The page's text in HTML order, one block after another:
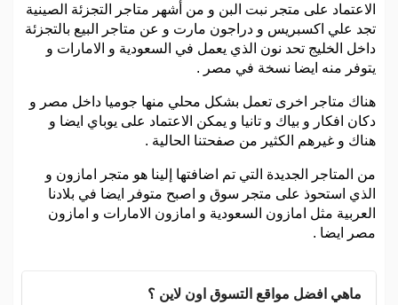
الاعتماد على متجر نبت البن و من أشهر متاجر التجزئة الصينية
تجد علي اكسبريس و دراجون مارت و عن متاجر البيع بالتجزئة
داخل الخليج تحد نون الذي يعمل في السعودية و الامارات و
يتوفر منه ايضا نسخة في مصر .
هناك متاجر اخرى تعمل بشكل محلي منها جوميا داخل مصر و
دكان افكار و بياك و تانيا و يمكن الاعتماد على يوباي ايضا و
هناك و غيرهم الكثير من صفحتنا الحالية .
من المتاجر الجديدة التي تم اضافتها إلينا هو متجر امازون و
الذي استحوذ على متجر سوق و اصبح متوفر ايضا في بلادنا
العربية مثل امازون السعودية و امازون الامارات و امازون
مصر ايضا .
ماهي افضل مواقع التسوق اون لاين ؟